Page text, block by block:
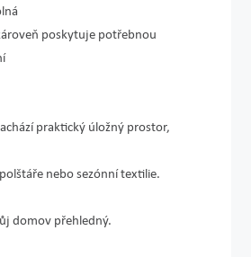
poskytuje potřebnou
praktický úložný prostor,
nebo sezónní textilie.
domov přehledný.